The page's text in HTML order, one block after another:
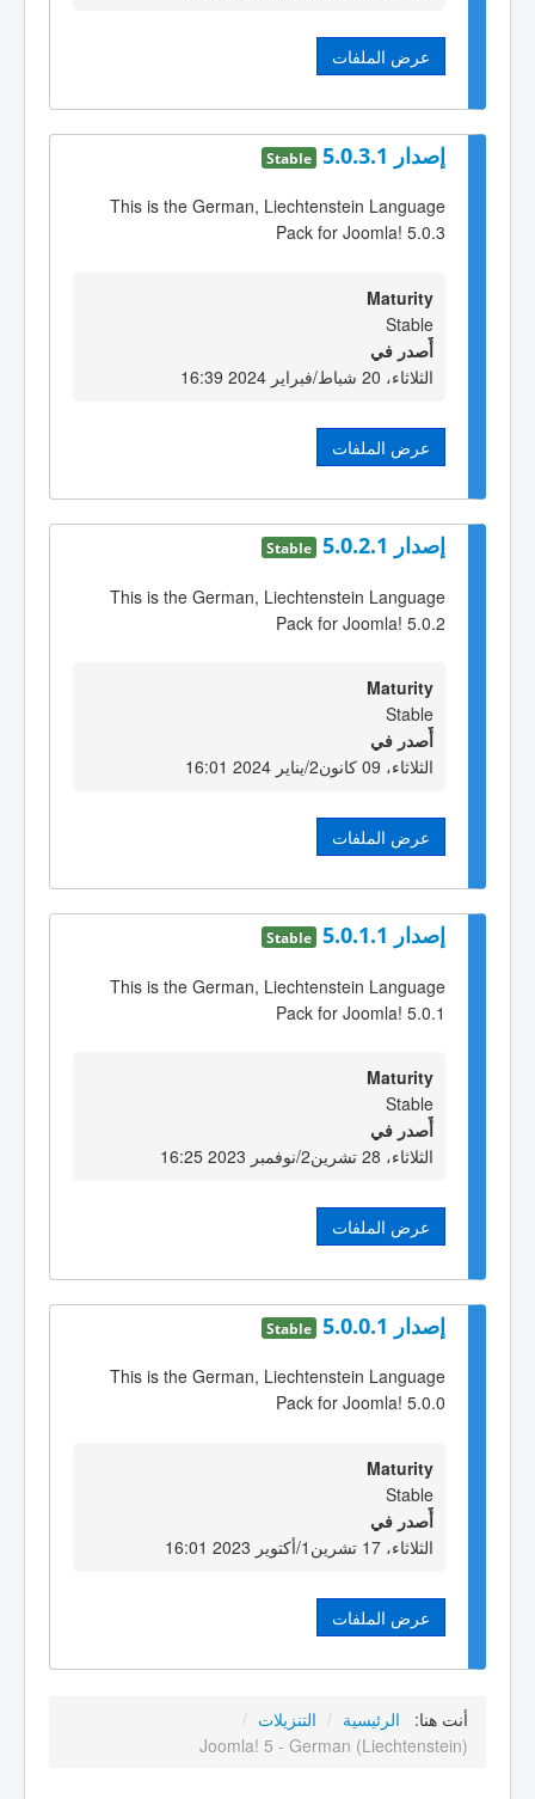
عرض الملفات
إصدار 5.0.3.1 Stable
This is the German, Liechtenstein Language
Pack for Joomla! 5.0.3
Maturity
Stable
أٌصدر في
الثلاثاء، 20 شباط/فبراير 2024 16:39
عرض الملفات
إصدار 5.0.2.1 Stable
This is the German, Liechtenstein Language
Pack for Joomla! 5.0.2
Maturity
Stable
أٌصدر في
الثلاثاء، 09 كانون2/يناير 2024 16:01
عرض الملفات
إصدار 5.0.1.1 Stable
This is the German, Liechtenstein Language
Pack for Joomla! 5.0.1
Maturity
Stable
أٌصدر في
الثلاثاء، 28 تشرين2/نوفمبر 2023 16:25
عرض الملفات
إصدار 5.0.0.1 Stable
This is the German, Liechtenstein Language
Pack for Joomla! 5.0.0
Maturity
Stable
أٌصدر في
الثلاثاء، 17 تشرين1/أكتوير 2023 16:01
عرض الملفات
أنت هنا: الرئيسية / التنزيلات /
Joomla! 5 - German (Liechtenstein)